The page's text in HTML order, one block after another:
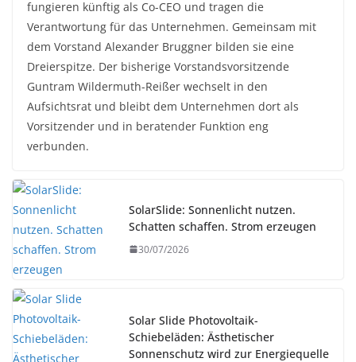
fungieren künftig als Co-CEO und tragen die
Verantwortung für das Unternehmen. Gemeinsam mit
dem Vorstand Alexander Bruggner bilden sie eine
Dreierspitze. Der bisherige Vorstandsvorsitzende
Guntram Wildermuth-Reißer wechselt in den
Aufsichtsrat und bleibt dem Unternehmen dort als
Vorsitzender und in beratender Funktion eng
verbunden.
SolarSlide: Sonnenlicht nutzen.
Schatten schaffen. Strom erzeugen
30/07/2026
Solar Slide Photovoltaik-
Schiebeläden: Ästhetischer
Sonnenschutz wird zur Energiequelle